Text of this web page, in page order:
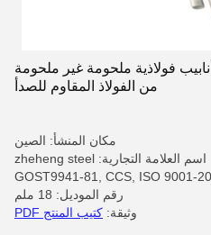
A106 API 5L Q235 ERW أنابيب فولاذية ملحومة غير ملحومة
من الفولاذ المقاوم للصدأ
مكان المنشأ: الصين
اسم العلامة التجارية: zheheng steel
رقم الموديل: 18 ملم
وثيقة: كتيب المنتج PDF